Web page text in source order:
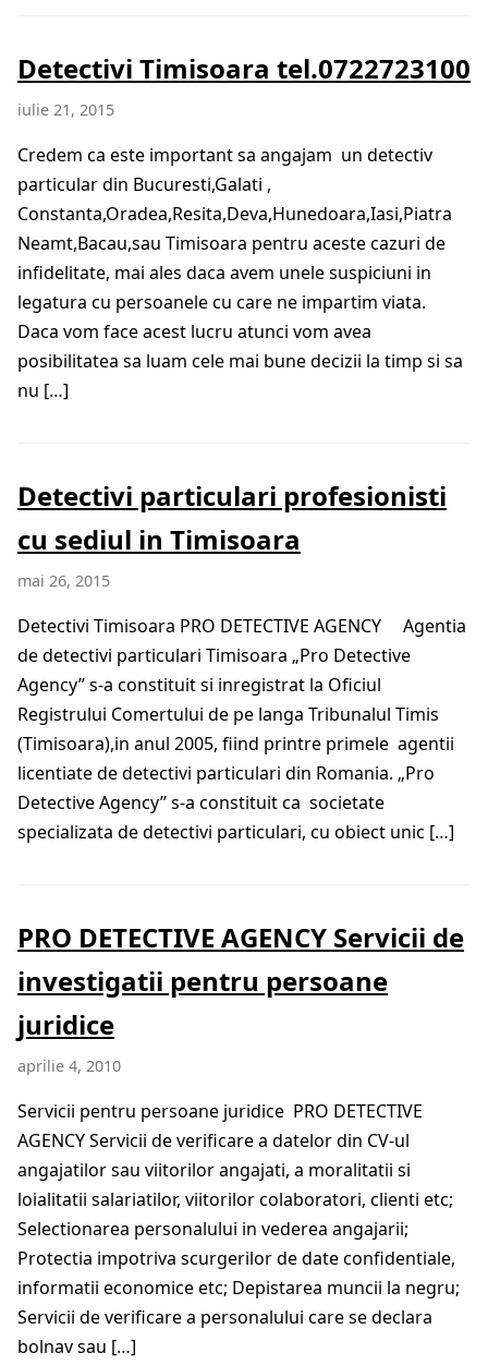
Detectivi Timisoara tel.0722723100
iulie 21, 2015
Credem ca este important sa angajam un detectiv
particular din Bucuresti,Galati ,
Constanta,Oradea,Resita,Deva,Hunedoara,Iasi,Piatra
Neamt,Bacau,sau Timisoara pentru aceste cazuri de
infidelitate, mai ales daca avem unele suspiciuni in
legatura cu persoanele cu care ne impartim viata.
Daca vom face acest lucru atunci vom avea
posibilitatea sa luam cele mai bune decizii la timp si sa
nu […]
Detectivi particulari profesionisti
cu sediul in Timisoara
mai 26, 2015
Detectivi Timisoara PRO DETECTIVE AGENCY Agentia
de detectivi particulari Timisoara „Pro Detective
Agency” s-a constituit si inregistrat la Oficiul
Registrului Comertului de pe langa Tribunalul Timis
(Timisoara),in anul 2005, fiind printre primele agentii
licentiate de detectivi particulari din Romania. „Pro
Detective Agency” s-a constituit ca societate
specializata de detectivi particulari, cu obiect unic […]
PRO DETECTIVE AGENCY Servicii de
investigatii pentru persoane
juridice
aprilie 4, 2010
Servicii pentru persoane juridice PRO DETECTIVE
AGENCY Servicii de verificare a datelor din CV-ul
angajatilor sau viitorilor angajati, a moralitatii si
loialitatii salariatilor, viitorilor colaboratori, clienti etc;
Selectionarea personalului in vederea angajarii;
Protectia impotriva scurgerilor de date confidentiale,
informatii economice etc; Depistarea muncii la negru;
Servicii de verificare a personalului care se declara
bolnav sau […]